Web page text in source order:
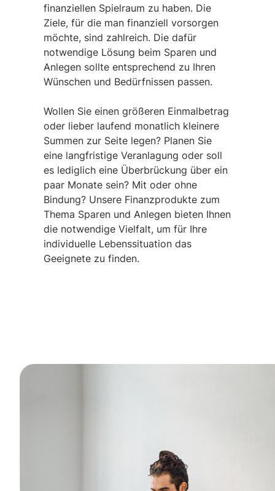
finanziellen Spielraum zu haben. Die
Ziele, für die man finanziell vorsorgen
möchte, sind zahlreich. Die dafür
notwendige Lösung beim Sparen und
Anlegen sollte entsprechend zu Ihren
Wünschen und Bedürfnissen passen.
Wollen Sie einen größeren Einmalbetrag
oder lieber laufend monatlich kleinere
Summen zur Seite legen? Planen Sie
eine langfristige Veranlagung oder soll
es lediglich eine Überbrückung über ein
paar Monate sein? Mit oder ohne
Bindung? Unsere Finanzprodukte zum
Thema Sparen und Anlegen bieten Ihnen
die notwendige Vielfalt, um für Ihre
individuelle Lebenssituation das
Geeignete zu finden.